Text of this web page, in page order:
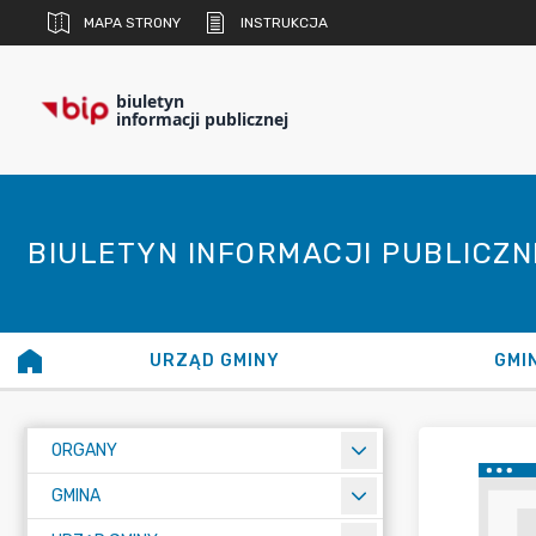
MAPA STRONY INSTRUKCJA
biuletyn
informacji publicznej
BIULETYN INFORMACJI
URZĄD GMINY
ORGANY
GMINA